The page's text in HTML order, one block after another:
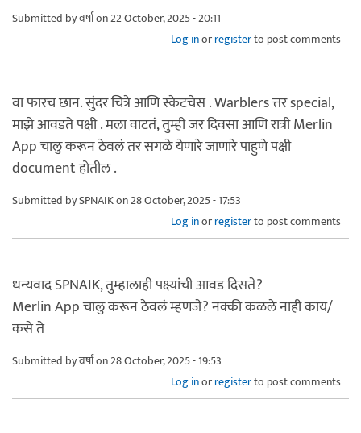
Submitted byवर्षाon 22 October, 2025 - 20:11
Log inorregisterto post comments
वा फारच छान. सुंदर चित्रे आणि स्केटचेस . Warblers त्तर special,
माझे आवडते पक्षी . मला वाटतं, तुम्ही जर दिवसा आणि रात्री Merlin
App चालु करून ठेवलं तर सगळे येणारे जाणारे पाहुणे पक्षी
document होतील .
Submitted bySPNAIKon 28 October, 2025 - 17:53
Log inorregisterto post comments
धन्यवाद SPNAIK, तुम्हालाही पक्ष्यांची आवड दिसते?
Merlin App चालु करून ठेवलं म्हणजे? नक्की कळले नाही काय/
कसे ते
Submitted byवर्षाon 28 October, 2025 - 19:53
Log inorregisterto post comments